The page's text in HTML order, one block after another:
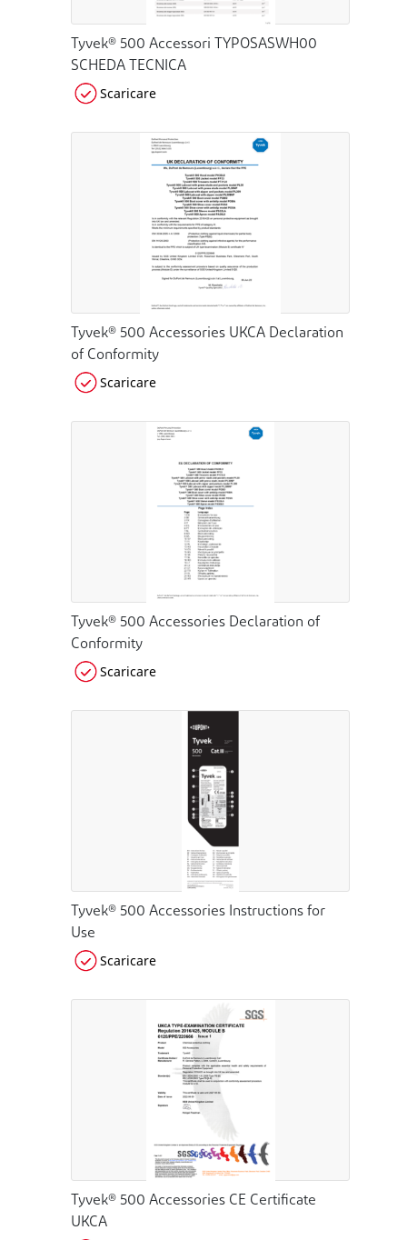
Tyvek® 500 Accessori TYPOSASWH00
SCHEDA TECNICA
Scaricare
Tyvek® 500 Accessories UKCA Declaration
of Conformity
Scaricare
Tyvek® 500 Accessories Declaration of
Conformity
Scaricare
Tyvek® 500 Accessories Instructions for
Use
Scaricare
Tyvek® 500 Accessories CE Certificate
UKCA